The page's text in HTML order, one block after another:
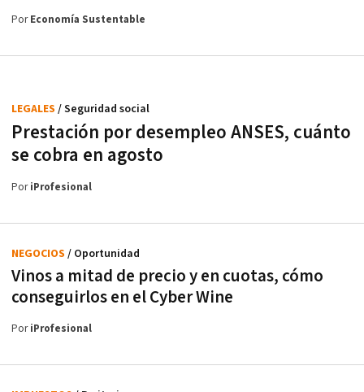
PorEconomía Sustentable
Prestación por desempleo ANSES, cuánto
se cobra en agosto
LEGALES / Seguridad social
PoriProfesional
Vinos a mitad de precio y en cuotas, cómo
conseguirlos en el Cyber Wine
NEGOCIOS / Oportunidad
PoriProfesional